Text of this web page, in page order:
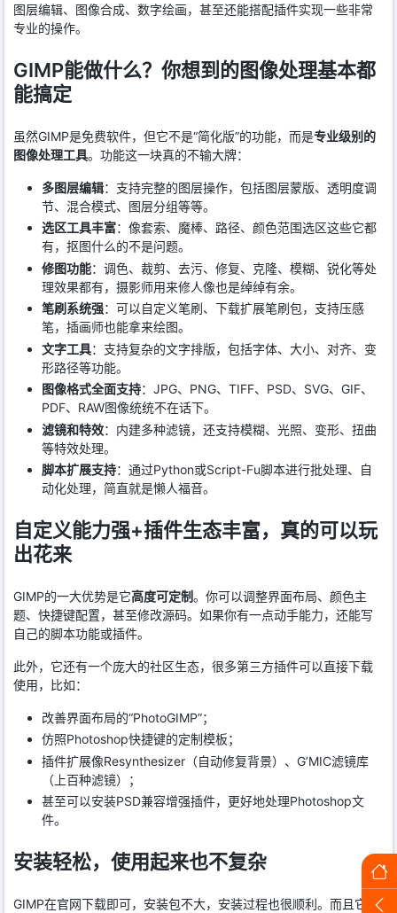
图层编辑、图像合成、数字绘画，甚至还能搭配插件实现一些非常
专业的操作。
GIMP能做什么？你想到的图像处理基本都
能搞定
虽然GIMP是免费软件，但它不是“简化版”的功能，而是专业级别的
图像处理工具。功能这一块真的不输大牌：
多图层编辑：支持完整的图层操作，包括图层蒙版、透明度调
节、混合模式、图层分组等等。
选区工具丰富：像套索、魔棒、路径、颜色范围选区这些它都
有，抠图什么的不是问题。
修图功能：调色、裁剪、去污、修复、克隆、模糊、锐化等处
理效果都有，摄影师用来修人像也是绰绰有余。
笔刷系统强：可以自定义笔刷、下载扩展笔刷包，支持压感
笔，插画师也能拿来绘图。
文字工具：支持复杂的文字排版，包括字体、大小、对齐、变
形路径等功能。
图像格式全面支持：JPG、PNG、TIFF、PSD、SVG、GIF、
PDF、RAW图像统统不在话下。
滤镜和特效：内建多种滤镜，还支持模糊、光照、变形、扭曲
等特效处理。
脚本扩展支持：通过Python或Script-Fu脚本进行批处理、自
动化处理，简直就是懒人福音。
自定义能力强+插件生态丰富，真的可以玩
出花来
GIMP的一大优势是它高度可定制。你可以调整界面布局、颜色主
题、快捷键配置，甚至修改源码。如果你有一点动手能力，还能写
自己的脚本功能或插件。
此外，它还有一个庞大的社区生态，很多第三方插件可以直接下载
使用，比如：
改善界面布局的“PhotoGIMP”；
仿照Photoshop快捷键的定制模板；
插件扩展像Resynthesizer（自动修复背景）、G’MIC滤镜库
（上百种滤镜）；
甚至可以安装PSD兼容增强插件，更好地处理Photoshop文
件。
安装轻松，使用起来也不复杂
GIMP在官网下载即可，安装包不大，安装过程也很顺利。而且它是